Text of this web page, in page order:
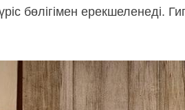
бөлігімен ерекшеленеді.